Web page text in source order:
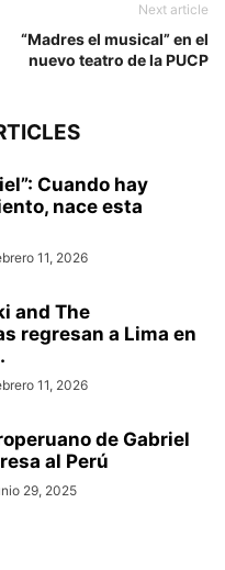
Next article
“Madres el musical” en el
nuevo teatro de la PUCP
Cuando hay
nace esta
11, 2026
and The
regresan a Lima en
11, 2026
de Gabriel
al Perú
29, 2025